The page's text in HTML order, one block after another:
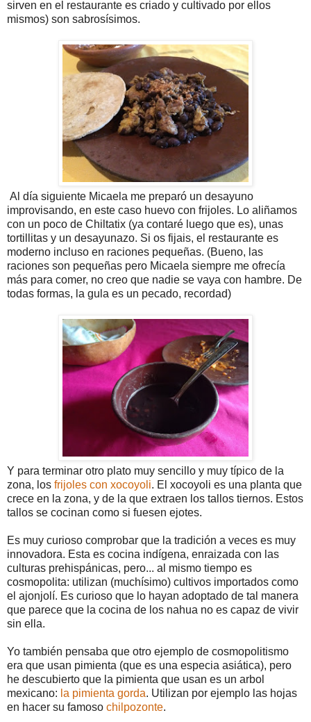
sirven en el restaurante es criado y cultivado por ellos
mismos) son sabrosísimos.
Al día siguiente Micaela me preparó un desayuno
improvisando, en este caso huevo con frijoles. Lo aliñamos
con un poco de Chiltatix (ya contaré luego que es), unas
tortillitas y un desayunazo. Si os fijais, el restaurante es
moderno incluso en raciones pequeñas. (Bueno, las
raciones son pequeñas pero Micaela siempre me ofrecía
más para comer, no creo que nadie se vaya con hambre. De
todas formas, la gula es un pecado, recordad)
Y para terminar otro plato muy sencillo y muy típico de la
zona, los frijoles con xocoyoli. El xocoyoli es una planta que
crece en la zona, y de la que extraen los tallos tiernos. Estos
tallos se cocinan como si fuesen ejotes.
Es muy curioso comprobar que la tradición a veces es muy
innovadora. Esta es cocina indígena, enraizada con las
culturas prehispánicas, pero... al mismo tiempo es
cosmopolita: utilizan (muchísimo) cultivos importados como
el ajonjolí. Es curioso que lo hayan adoptado de tal manera
que parece que la cocina de los nahua no es capaz de vivir
sin ella.
Yo también pensaba que otro ejemplo de cosmopolitismo
era que usan pimienta (que es una especia asiática), pero
he descubierto que la pimienta que usan es un arbol
mexicano: la pimienta gorda. Utilizan por ejemplo las hojas
en hacer su famoso chilpozonte.